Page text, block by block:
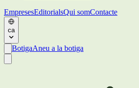
EmpresesEditorialsQui somContacte
ca
BotigaAneu a la botiga